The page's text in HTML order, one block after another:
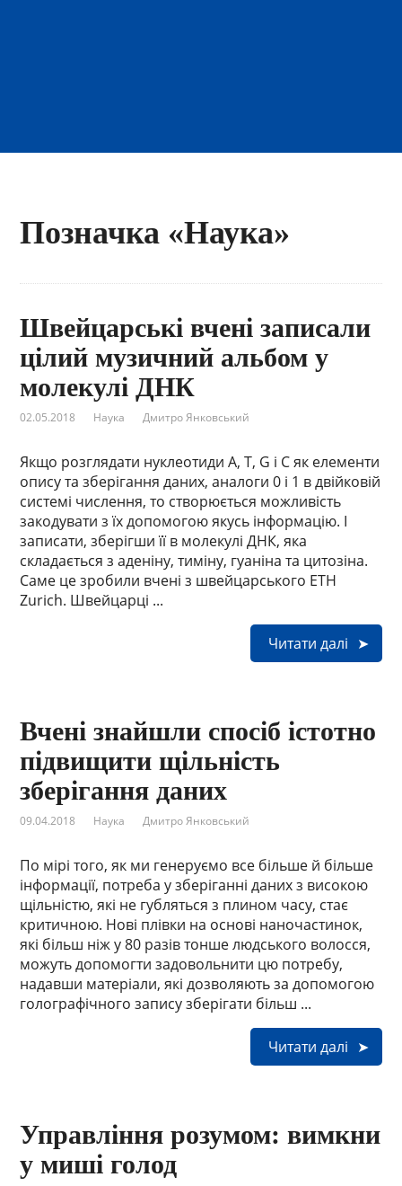
Позначка «Наука»
Швейцарські вчені записали
цілий музичний альбом у
молекулі ДНК
02.05.2018 Наука Дмитро Янковський
Якщо розглядати нуклеотиди A, T, G і C як елементи
опису та зберігання даних, аналоги 0 і 1 в двійковій
системі числення, то створюється можливість
закодувати з їх допомогою якусь інформацію. І
записати, зберігши її в молекулі ДНК, яка
складається з аденіну, тиміну, гуаніна та цитозіна.
Саме це зробили вчені з швейцарського ETH
Zurich. Швейцарці ...
Читати далі
Вчені знайшли спосіб істотно
підвищити щільність
зберігання даних
09.04.2018 Наука Дмитро Янковський
По мірі того, як ми генеруємо все більше й більше
інформації, потреба у зберіганні даних з високою
щільністю, які не губляться з плином часу, стає
критичною. Нові плівки на основі наночастинок,
які більш ніж у 80 разів тонше людського волосся,
можуть допомогти задовольнити цю потребу,
надавши матеріали, які дозволяють за допомогою
голографічного запису зберігати більш ...
Читати далі
Управління розумом: вимкни
у миші голод